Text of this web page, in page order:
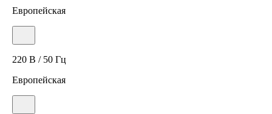
Европейская
220 В / 50 Гц
Европейская